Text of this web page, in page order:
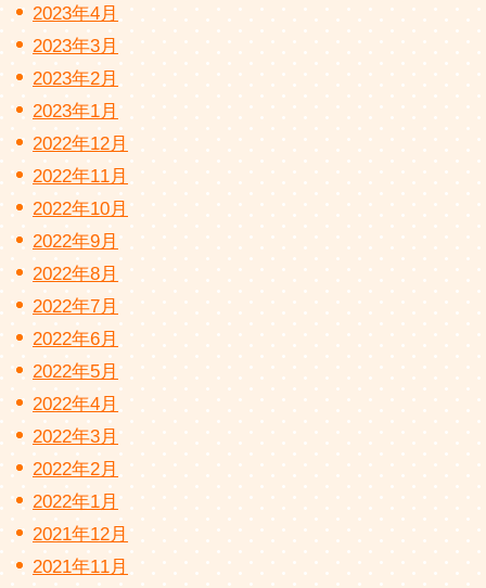
2023年4月
2023年3月
2023年2月
2023年1月
2022年12月
2022年11月
2022年10月
2022年9月
2022年8月
2022年7月
2022年6月
2022年5月
2022年4月
2022年3月
2022年2月
2022年1月
2021年12月
2021年11月